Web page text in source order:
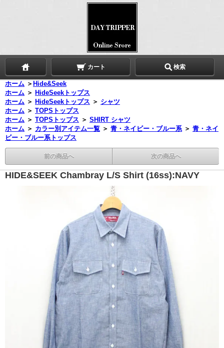
カート 検索
ホーム ＞ Hide&Seek
ホーム ＞ HideSeekトップス
ホーム ＞ HideSeekトップス ＞ シャツ
ホーム ＞ TOPSトップス
ホーム ＞ TOPSトップス ＞ SHIRT シャツ
ホーム ＞ カラー別アイテム一覧 ＞ 青・ネイビー・ブルー系 ＞ 青・ネイ
ビー・ブルー系トップス
前の商品へ 次の商品へ
HIDE&SEEK Chambray L/S Shirt (16ss):NAVY